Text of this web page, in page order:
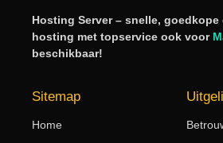
Hosting Server – snelle,
hosting met topservice ook voor
beschikbaar!
Sitemap
Home